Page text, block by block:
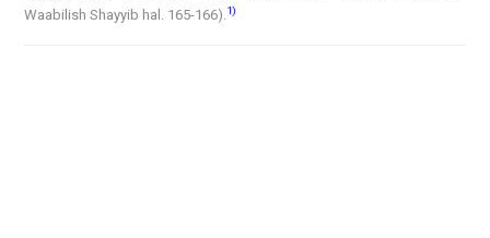
Waabilish Shayyib hal. 165-166).1)